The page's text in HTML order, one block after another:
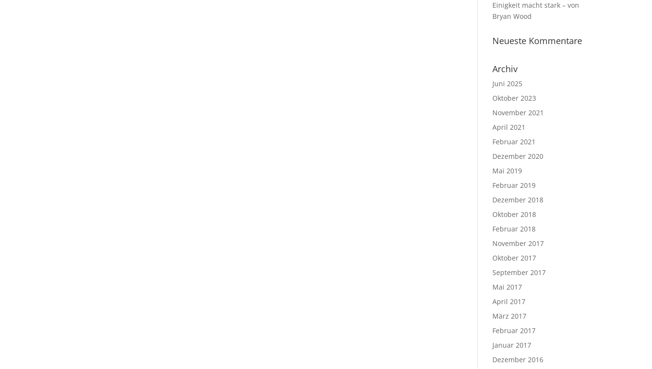
Einigkeit macht stark – von
Bryan Wood
Neueste Kommentare
Archiv
Juni 2025
Oktober 2023
November 2021
April 2021
Februar 2021
Dezember 2020
Mai 2019
Februar 2019
Dezember 2018
Oktober 2018
Februar 2018
November 2017
Oktober 2017
September 2017
Mai 2017
April 2017
März 2017
Februar 2017
Januar 2017
Dezember 2016